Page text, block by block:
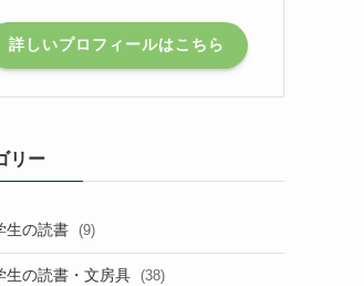
詳しいプロフィールはこちら
リー
生の読書 (9)
生の読書・文房具 (38)